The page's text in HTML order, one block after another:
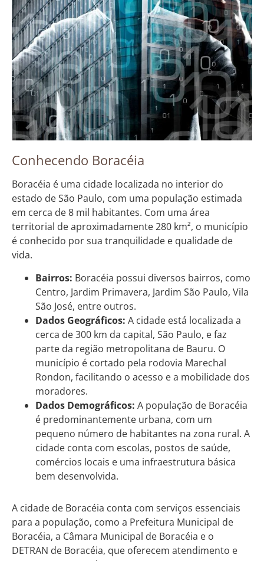
Conhecendo Boracéia
Boracéia é uma cidade localizada no interior do
estado de São Paulo, com uma população estimada
em cerca de 8 mil habitantes. Com uma área
territorial de aproximadamente 280 km², o município
é conhecido por sua tranquilidade e qualidade de
vida.
Bairros: Boracéia possui diversos bairros, como
Centro, Jardim Primavera, Jardim São Paulo, Vila
São José, entre outros.
Dados Geográficos: A cidade está localizada a
cerca de 300 km da capital, São Paulo, e faz
parte da região metropolitana de Bauru. O
município é cortado pela rodovia Marechal
Rondon, facilitando o acesso e a mobilidade dos
moradores.
Dados Demográficos: A população de Boracéia
é predominantemente urbana, com um
pequeno número de habitantes na zona rural. A
cidade conta com escolas, postos de saúde,
comércios locais e uma infraestrutura básica
bem desenvolvida.
A cidade de Boracéia conta com serviços essenciais
para a população, como a Prefeitura Municipal de
Boracéia, a Câmara Municipal de Boracéia e o
DETRAN de Boracéia, que oferecem atendimento e